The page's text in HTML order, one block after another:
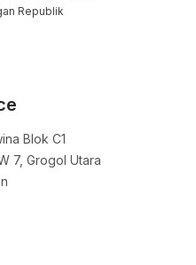
Republik
Blok C1
7, Grogol Utara